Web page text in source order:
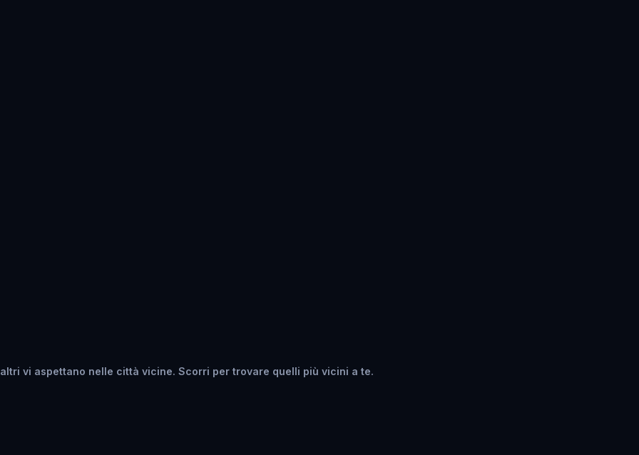
altri vi aspettano nelle città vicine. Scorri per trovare quelli più vicini a te.